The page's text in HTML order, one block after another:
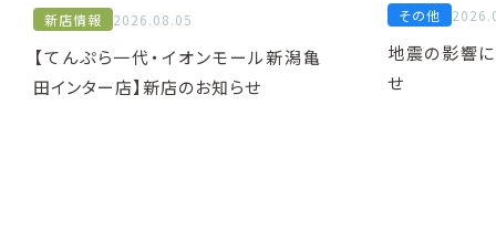
新店情報 2026.08.05
【てんぷら一代・イオンモール新潟亀
田インター店】新店のお知らせ
その他
地震の影響
せ